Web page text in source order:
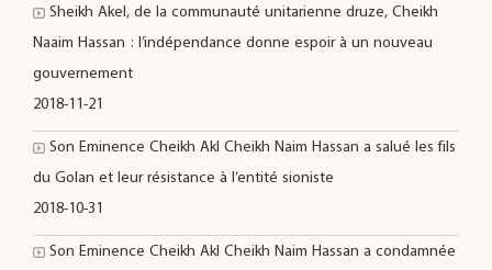
Sheikh Akel, de la communauté unitarienne druze, Cheikh
Naaim Hassan : l’indépendance donne espoir à un nouveau
gouvernement
2018-11-21
Son Eminence Cheikh Akl Cheikh Naim Hassan a salué les fils
du Golan et leur résistance à l’entité sioniste
2018-10-31
Son Eminence Cheikh Akl Cheikh Naim Hassan a condamnée